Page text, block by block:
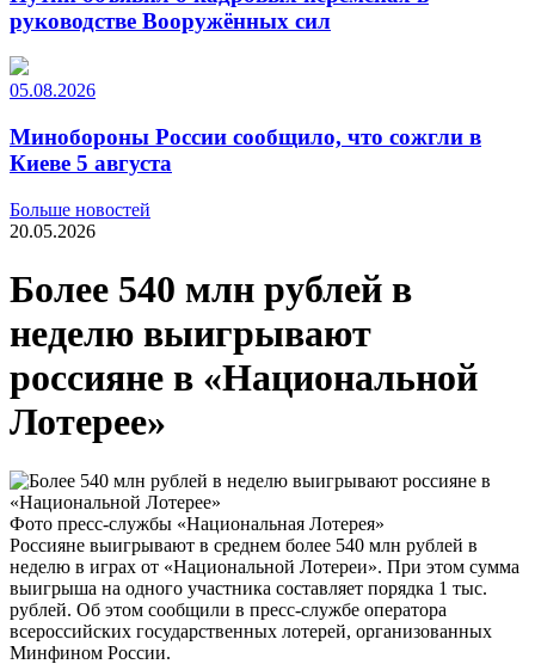
руководстве Вооружённых сил
05.08.2026
Минобороны России сообщило, что сожгли в
Киеве 5 августа
Больше новостей
20.05.2026
Более 540 млн рублей в
неделю выигрывают
россияне в «Национальной
Лотерее»
Фото пресс-службы «Национальная Лотерея»
Россияне выигрывают в среднем более 540 млн рублей в
неделю в играх от «Национальной Лотереи». При этом сумма
выигрыша на одного участника составляет порядка 1 тыс.
рублей. Об этом сообщили в пресс-службе оператора
всероссийских государственных лотерей, организованных
Минфином России.